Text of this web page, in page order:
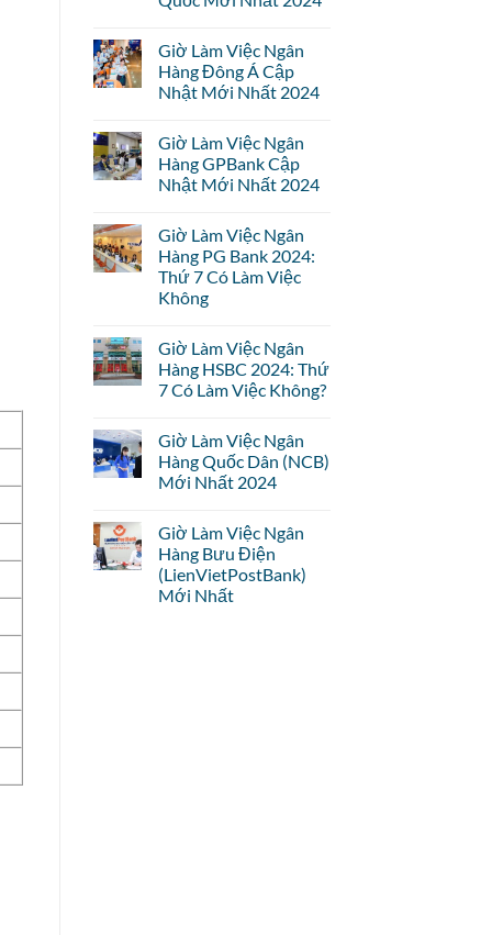
Giờ Làm Việc Ngân
Hàng Đông Á Cập
Nhật Mới Nhất 2024
Giờ Làm Việc Ngân
Hàng GPBank Cập
Nhật Mới Nhất 2024
Giờ Làm Việc Ngân
Hàng PG Bank 2024:
Thứ 7 Có Làm Việc
Không
Giờ Làm Việc Ngân
Hàng HSBC 2024: Thứ
7 Có Làm Việc Không?
Giờ Làm Việc Ngân
Hàng Quốc Dân (NCB)
Mới Nhất 2024
Giờ Làm Việc Ngân
Hàng Bưu Điện
(LienVietPostBank)
Mới Nhất